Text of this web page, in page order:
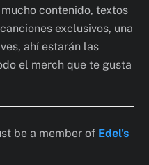
contenido, textos
exclusivos, una
ahí estarán las
el merch que te gusta
be a member of Edel's